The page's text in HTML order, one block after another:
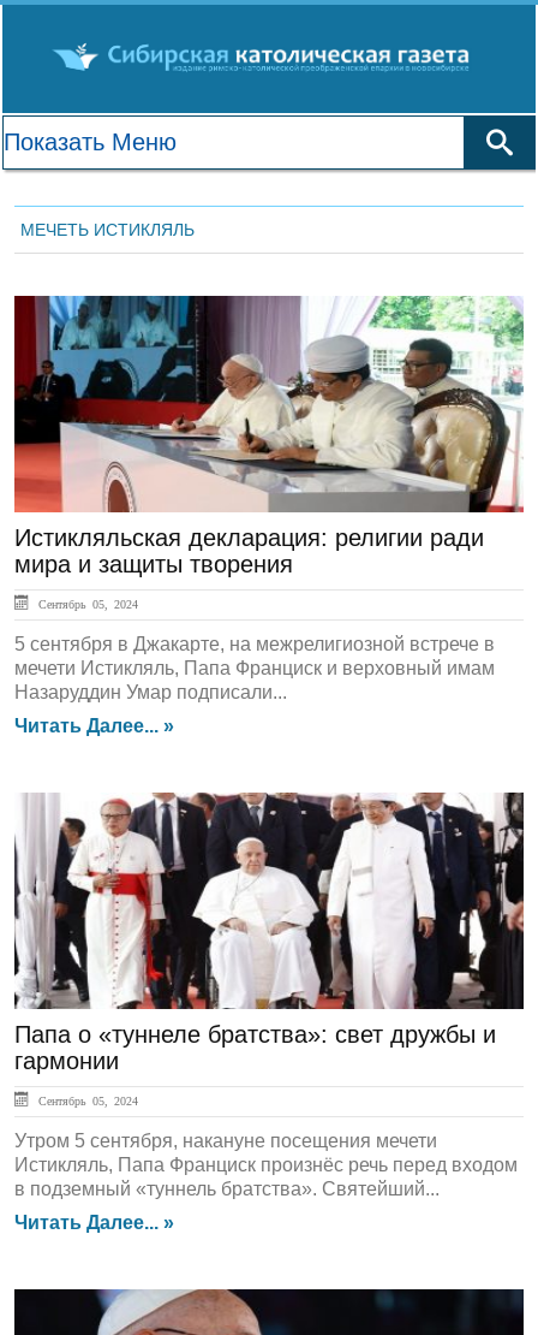
МЕЧЕТЬ ИСТИКЛЯЛЬ
ГЛАВНАЯ
Истикляльская декларация: религии ради
мира и защиты творения
Сентябрь 05, 2024
5 сентября в Джакарте, на межрелигиозной встрече в
мечети Истикляль, Папа Франциск и верховный имам
Назаруддин Умар подписали...
Читать Далее... »
ЛЕНТА НОВОСТЕЙ
Папа о «туннеле братства»: свет дружбы и
гармонии
Сентябрь 05, 2024
Утром 5 сентября, накануне посещения мечети
Истикляль, Папа Франциск произнёс речь перед входом
в подземный «туннель братства». Святейший...
Читать Далее... »
ГЛАВНАЯ